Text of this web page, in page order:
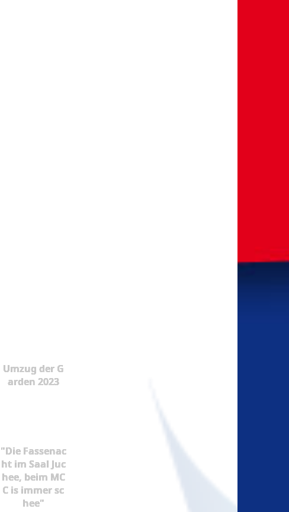
Umzug der G
arden 2023
"Die Fassenac
ht im Saal Juc
hee, beim MC
C is immer sc
hee"